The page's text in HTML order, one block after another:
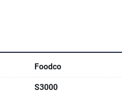
Foodco
S3000